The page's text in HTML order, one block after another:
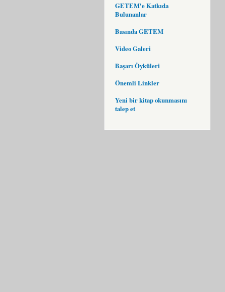
GETEM'e Katkıda
Bulunanlar
Basında GETEM
Video Galeri
Başarı Öyküleri
Önemli Linkler
Yeni bir kitap okunmasını
talep et